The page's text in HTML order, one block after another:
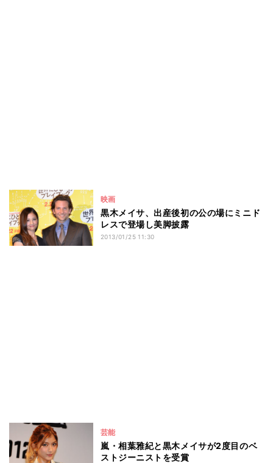
映画
黒木メイサ、出産後初の公の場にミニド
レスで登場し美脚披露
2013/01/25 11:30
芸能
嵐・相葉雅紀と黒木メイサが2度目のベ
ストジーニストを受賞